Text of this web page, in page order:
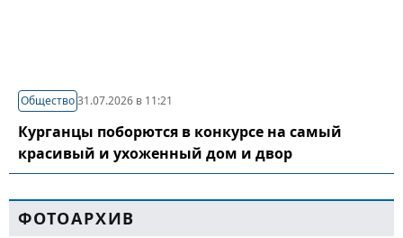
Общество31.07.2026 в 11:21
Курганцы поборются в конкурсе на самый
красивый и ухоженный дом и двор
ФОТОАРХИВ